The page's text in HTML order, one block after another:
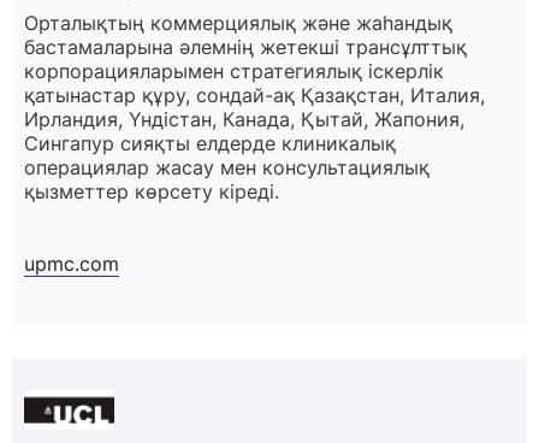
Орталықтың коммерциялық және жаһандық
бастамаларына әлемнің жетекші трансұлттық
корпорацияларымен стратегиялық іскерлік
қатынастар құру, сондай-ақ Қазақстан, Италия,
Ирландия, Үндістан, Канада, Қытай, Жапония,
Сингапур сияқты елдерде клиникалық
операциялар жасау мен консультациялық
қызметтер көрсету кіреді.
upmc.com